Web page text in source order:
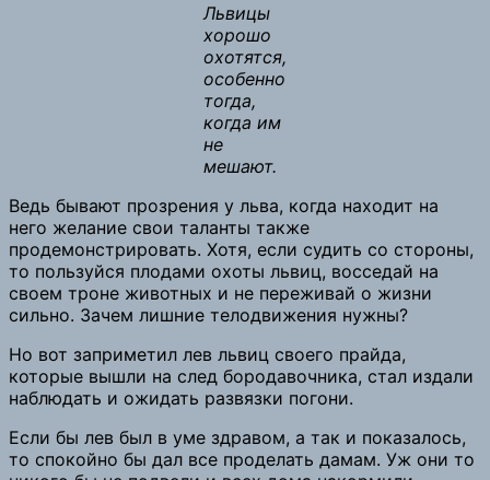
Львицы
хорошо
охотятся,
особенно
тогда,
когда им
не
мешают.
Ведь бывают прозрения у льва, когда находит на
него желание свои таланты также
продемонстрировать. Хотя, если судить со стороны,
то пользуйся плодами охоты львиц, восседай на
своем троне животных и не переживай о жизни
сильно. Зачем лишние телодвижения нужны?
Но вот заприметил лев львиц своего прайда,
которые вышли на след бородавочника, стал издали
наблюдать и ожидать развязки погони.
Если бы лев был в уме здравом, а так и показалось,
то спокойно бы дал все проделать дамам. Уж они то